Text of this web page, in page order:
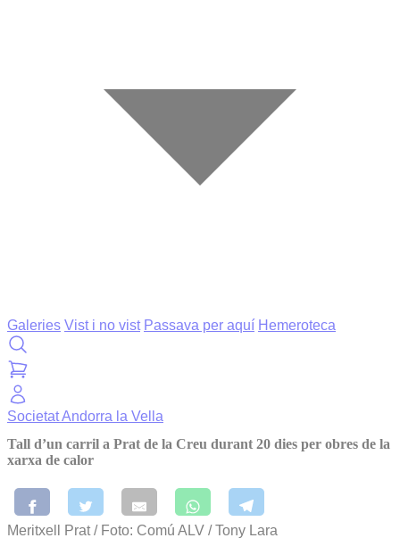
Galeries Vist i no vist Passava per aquí Hemeroteca
SocietatAndorra la Vella
Tall d’un carril a Prat de la Creu durant 20 dies per obres de la
xarxa de calor
Meritxell Prat / Foto: Comú ALV / Tony Lara